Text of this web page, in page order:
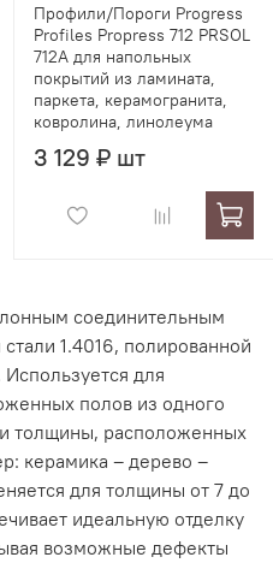
Профили/Пороги Progress
Profiles Propress 712 PRSOL
712A для напольных
покрытий из ламината,
паркета, керамогранита,
ковролина, линолеума
3 129 ₽ шт
соединительным
1.4016, полированной
для
полов из одного
толщины, расположенных
керамика – дерево –
для толщины от 7 до
идеальную отделку
возможные дефекты